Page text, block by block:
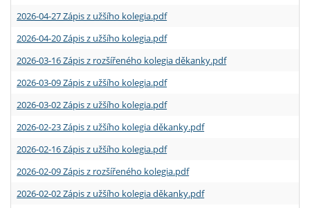
2026-04-27 Zápis z užšího kolegia.pdf
2026-04-20 Zápis z užšího kolegia.pdf
2026-03-16 Zápis z rozšířeného kolegia děkanky.pdf
2026-03-09 Zápis z užšího kolegia.pdf
2026-03-02 Zápis z užšího kolegia.pdf
2026-02-23 Zápis z užšího kolegia děkanky.pdf
2026-02-16 Zápis z užšího kolegia.pdf
2026-02-09 Zápis z rozšířeného kolegia.pdf
2026-02-02 Zápis z užšího kolegia děkanky.pdf